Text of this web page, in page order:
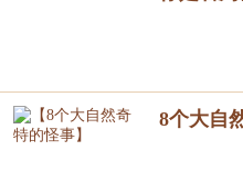
8个大自